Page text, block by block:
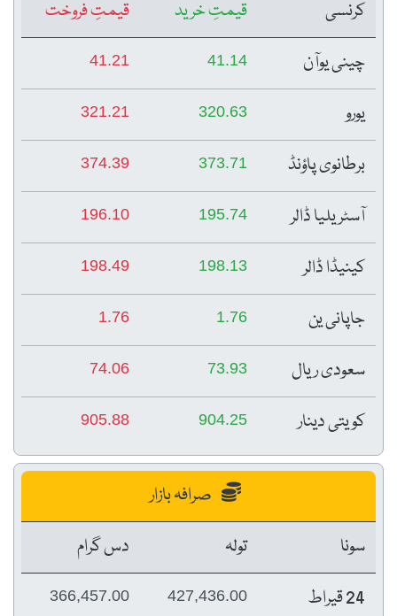
کرنسی
قیمتِ خرید
قیمتِ فروخت
چینی یوآن
41.14
41.21
یورو 320.63
321.21
برطانوی پاؤنڈ 373.71
374.39
آسٹریلیا ڈالر 195.74
196.10
کینیڈا ڈالر 198.13
198.49
جاپانی ین 1.76
1.76
سعودی ریال 73.93
74.06
کویتی دینار 904.25
905.88
صرافہ بازار
سونا
تولہ
دس گرام
24 قیراط
427,436.00
366,457.00